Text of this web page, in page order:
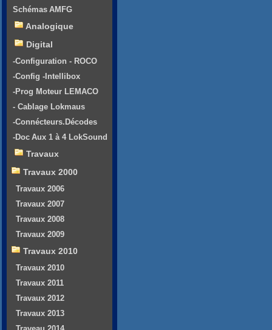
Schémas AMFG
Analogique
Digital
-Configuration - ROCO
-Config -Intellibox
-Prog Moteur LEMACO
- Cablage Lokmaus
-Connécteurs.Décodes
-Doc Aux 1 à 4 LokSound
Travaux
Travaux 2000
Travaux 2006
Travaux 2007
Travaux 2008
Travaux 2009
Travaux 2010
Travaux 2010
Travaux 2011
Travaux 2012
Travaux 2013